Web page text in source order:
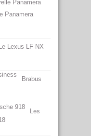
Panamera
Le Lexus LF-NX
Brabus
Les